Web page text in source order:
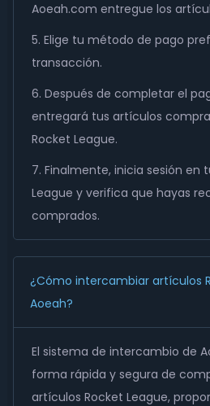
Aoeah.com entregue los
5. Elige tu método de pago
transacción.
6. Después de completar el
entregará tus artículos
Rocket League.
7. Finalmente, inicia sesión en
League y verifica que hayas
comprados.
¿Cómo intercambiar artículos
Aoeah?
El sistema de intercambio de
forma rápida y segura de
artículos Rocket League,